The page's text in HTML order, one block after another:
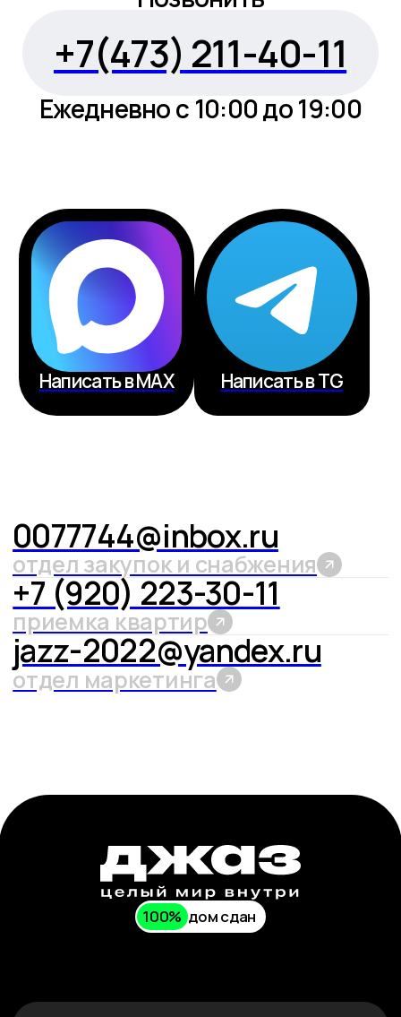
офис продаж
жилой комплекс
Пн - Пт: 10:00 - 19:00
Сб - Вс: по записи
политика конфиденциальности
2022 — 2025 © все права защищены
продолжая использовать наш сайт, вы даете согласие
на обработку файлов cookie, пользовательских данных в целях
функционирования сайта, проведения ретаргетинга
и статистических исследований. информация о ценах,
планировках, а также специальных предложениях, размещенных
на данном сайте, носит исключительно ознакомительных
характер, не является публичной офертой, определяемой
положениями статьи 437 гражданского кодекса российском
федерации. представленные на сайте изображения объектов
долевого строительства носят предварительный
ознакомительный характер и могут отличаться от фактических
проектных решений, реализуемых застройщиком. застройщик:
ооо «специализированный застройщик «комфортстрой».
долевое строительство по адресу: г. воронеж, бульвар
содружества, 1, согласно 214-ф3. проектная декларация на сайте
наш.дом.рф
разработано в The Space Milk